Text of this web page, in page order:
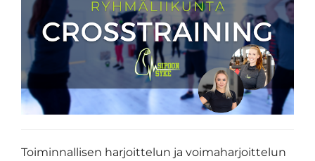
Toiminnallisen harjoittelun ja voimaharjoittelun